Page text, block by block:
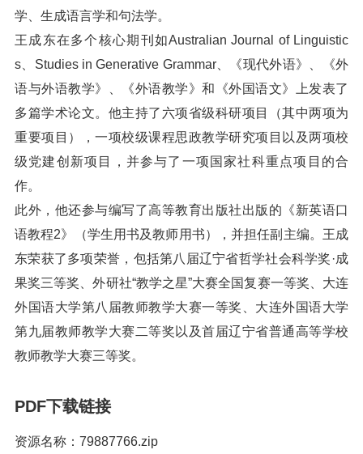
学、生成语言学和句法学。
王成东在多个核心期刊如Australian Journal of Linguistic
s、Studies in Generative Grammar、《现代外语》、《外
语与外语教学》、《外语教学》和《外国语文》上发表了
多篇学术论文。他主持了六项省级科研项目（其中两项为
重要项目），一项校级课程思政教学研究项目以及两项校
级党建创新项目，并参与了一项国家社科重点项目的合
作。
此外，他还参与编写了高等教育出版社出版的《新英语口
语教程2》（学生用书及教师用书），并担任副主编。王成
东荣获了多项荣誉，包括第八届辽宁省哲学社会科学奖·成
果奖三等奖、外研社“教学之星”大赛全国复赛一等奖、大连
外国语大学第八届教师教学大赛一等奖、大连外国语大学
第九届教师教学大赛二等奖以及首届辽宁省普通高等学校
教师教学大赛三等奖。
PDF下载链接
资源名称：79887766.zip